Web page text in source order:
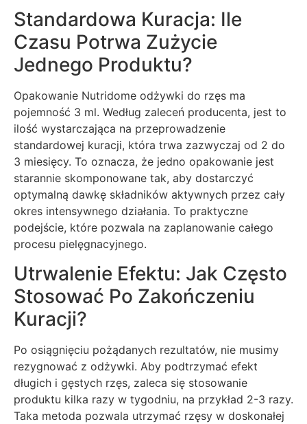
Standardowa Kuracja: Ile
Czasu Potrwa Zużycie
Jednego Produktu?
Opakowanie Nutridome odżywki do rzęs ma
pojemność 3 ml. Według zaleceń producenta, jest to
ilość wystarczająca na przeprowadzenie
standardowej kuracji, która trwa zazwyczaj od 2 do
3 miesięcy. To oznacza, że jedno opakowanie jest
starannie skomponowane tak, aby dostarczyć
optymalną dawkę składników aktywnych przez cały
okres intensywnego działania. To praktyczne
podejście, które pozwala na zaplanowanie całego
procesu pielęgnacyjnego.
Utrwalenie Efektu: Jak Często
Stosować Po Zakończeniu
Kuracji?
Po osiągnięciu pożądanych rezultatów, nie musimy
rezygnować z odżywki. Aby podtrzymać efekt
długich i gęstych rzęs, zaleca się stosowanie
produktu kilka razy w tygodniu, na przykład 2-3 razy.
Taka metoda pozwala utrzymać rzęsy w doskonałej